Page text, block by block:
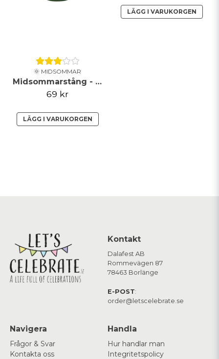
🌞 MIDSOMMAR
Midsommarstång - Grön
69 kr
LÄGG I VARUKORGEN
LÄGG I VARUKORGEN
Kontakt
Dalafest AB
Rommevägen 87
78463 Borlänge
E-POST:
order@letscelebrate.se
Navigera
Frågor & Svar
Kontakta oss
Handla
Hur handlar man
Integritetspolicy